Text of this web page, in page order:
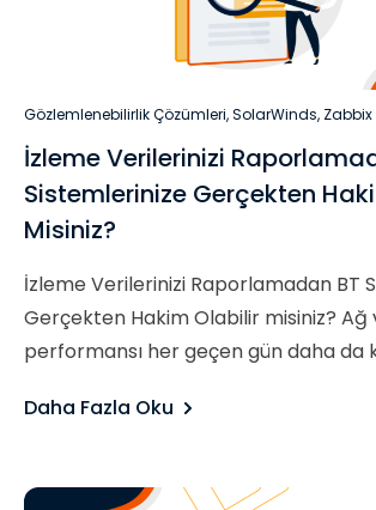
Gözlemlenebilirlik Çözümleri,SolarWinds, Zabbix
İzleme Verilerinizi
Sistemlerinize Gerçekten
Misiniz?
İzleme Verilerinizi Raporlamadan BT
Gerçekten Hakim Olabilir misiniz? Ağ
performansı her geçen gün daha da
Daha Fazla Oku